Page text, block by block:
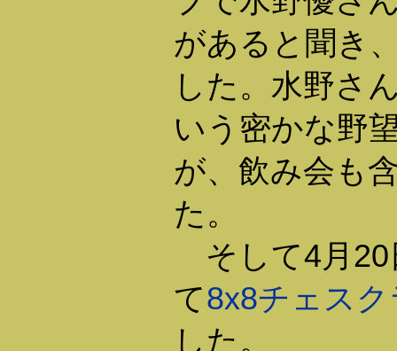
があると聞き
した。水野さ
いう密かな野
が、飲み会も
た。
そして4月20
て8x8チェス
した。